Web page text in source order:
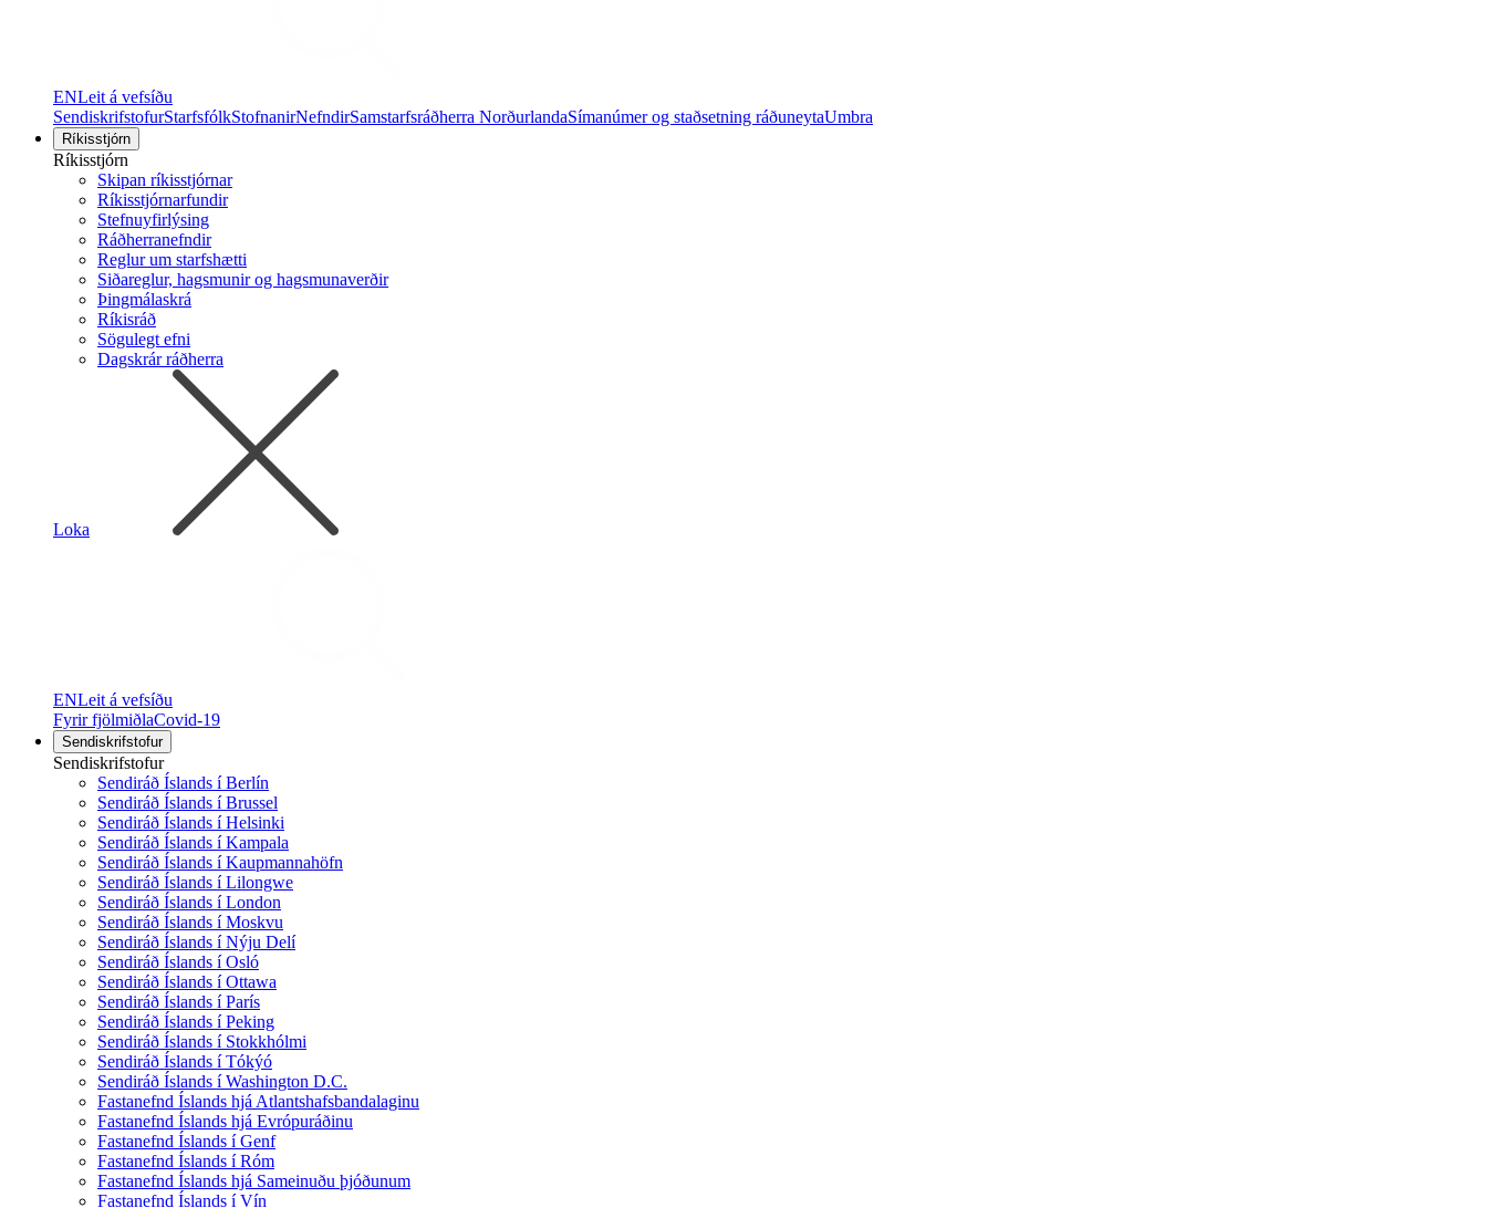
ENLeit á vefsíðu
SendiskrifstofurStarfsfólkStofnanirNefndirSamstarfsráðherra NorðurlandaSímanúmer og staðsetning ráðuneytaUmbra
Ríkisstjórn
Ríkisstjórn
Skipan ríkisstjórnar
Ríkisstjórnarfundir
Stefnuyfirlýsing
Ráðherranefndir
Reglur um starfshætti
Siðareglur, hagsmunir og hagsmunaverðir
Þingmálaskrá
Ríkisráð
Sögulegt efni
Dagskrár ráðherra
Loka
ENLeit á vefsíðu
Fyrir fjölmiðlaCovid-19
Sendiskrifstofur
Sendiskrifstofur
Sendiráð Íslands í Berlín
Sendiráð Íslands í Brussel
Sendiráð Íslands í Helsinki
Sendiráð Íslands í Kampala
Sendiráð Íslands í Kaupmannahöfn
Sendiráð Íslands í Lilongwe
Sendiráð Íslands í London
Sendiráð Íslands í Moskvu
Sendiráð Íslands í Nýju Delí
Sendiráð Íslands í Osló
Sendiráð Íslands í Ottawa
Sendiráð Íslands í París
Sendiráð Íslands í Peking
Sendiráð Íslands í Stokkhólmi
Sendiráð Íslands í Tókýó
Sendiráð Íslands í Washington D.C.
Fastanefnd Íslands hjá Atlantshafsbandalaginu
Fastanefnd Íslands hjá Evrópuráðinu
Fastanefnd Íslands í Genf
Fastanefnd Íslands í Róm
Fastanefnd Íslands hjá Sameinuðu þjóðunum
Fastanefnd Íslands í Vín